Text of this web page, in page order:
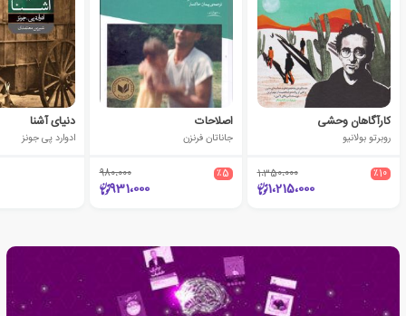
کارآگاهان وحشی
روبرتو بولانیو
٪10 1،350،000
1،215،000
اصلاحات
جاناتان فرنزن
٪5 980،000
931،000
دنیای آشنا
ادوارد پی جونز